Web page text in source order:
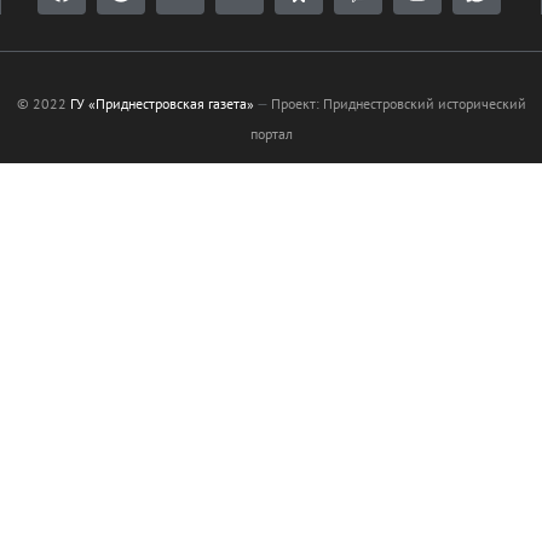
© 2022 ГУ «Приднестровская газета» — Проект: Приднестровский исторический
портал